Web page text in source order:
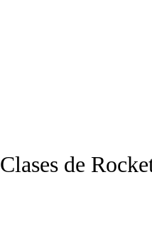
Clases de